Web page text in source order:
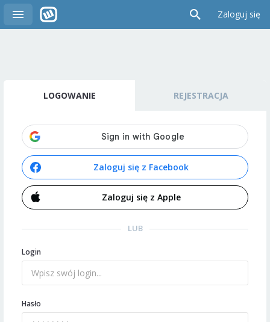
Zaloguj się
LOGOWANIE REJESTRACJA
Zaloguj się z Facebook
Zaloguj się z Apple
LUB
Login
Hasło